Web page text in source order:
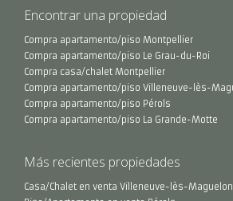
Encontrar una propiedad
Compra apartamento/piso Montpellier
Compra apartamento/piso Le Grau-du-Roi
Compra casa/chalet Montpellier
Compra apartamento/piso Villeneuve-lès-
Compra apartamento/piso Pérols
Compra apartamento/piso La Grande-Motte
Más recientes propiedades
Casa/Chalet en venta Villeneuve-lès-